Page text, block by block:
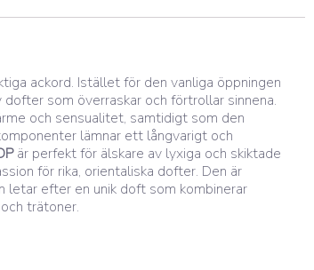
ackord. Istället för den vanliga öppningen
som överraskar och förtrollar sinnena.
och sensualitet, samtidigt som den
lämnar ett långvarigt och
är perfekt för älskare av lyxiga och skiktade
för rika, orientaliska dofter. Den är
letar efter en unik doft som kombinerar
trätoner.